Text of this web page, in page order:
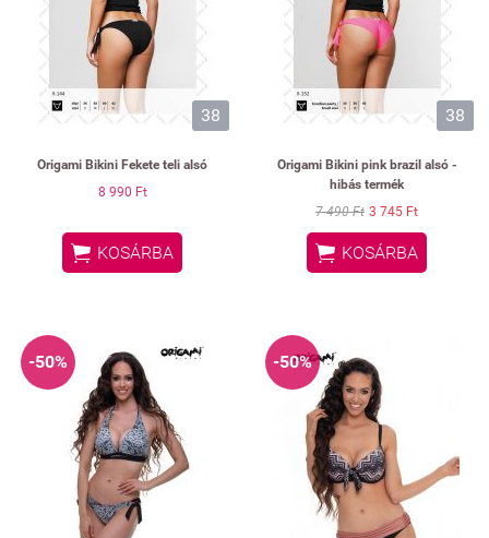
38
Origami Bikini Fekete teli alsó
8 990 Ft
 KOSÁRBA
38
Origami Bikini pink brazil alsó -
hibás termék
7 490 Ft 3 745 Ft
 KOSÁRBA
-50% -50%